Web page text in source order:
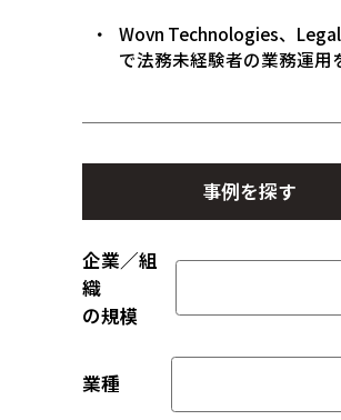
Wovn Technologies、
で法務未経験者の業務運用
事例を探す
企業／組
織
の規模
業種